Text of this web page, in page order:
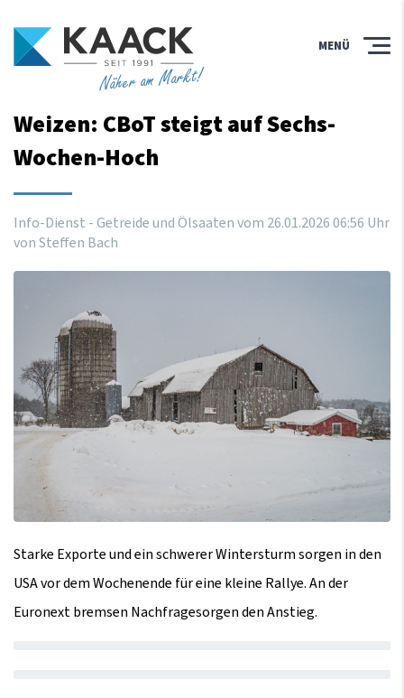
Näher am Markt!
MENÜ
Weizen: CBoT steigt auf Sechs-
Wochen-Hoch
Info-Dienst - Getreide und Ölsaaten vom 26.01.202606:56 Uhr
von Steffen Bach
Starke Exporte und ein schwerer Wintersturm sorgen in den
USA vor dem Wochenende für eine kleine Rallye. An der
Euronext bremsen Nachfragesorgen den Anstieg.